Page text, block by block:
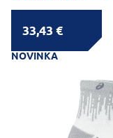
33,43 €
NOVINKA